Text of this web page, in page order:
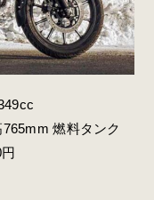
燃料タンク